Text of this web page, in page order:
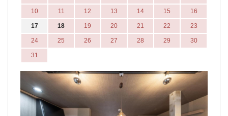
10 11 12 13 14 15 16
17 18 19 20 21 22 23
24 25 26 27 28 29 30
31